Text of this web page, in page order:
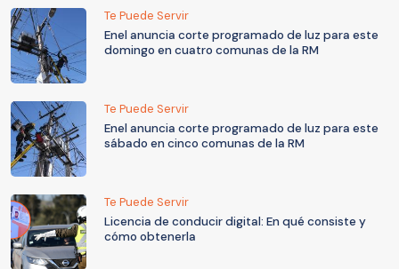
Te Puede Servir
Enel anuncia corte programado de luz para este
domingo en cuatro comunas de la RM
Te Puede Servir
Enel anuncia corte programado de luz para este
sábado en cinco comunas de la RM
Te Puede Servir
Licencia de conducir digital: En qué consiste y
cómo obtenerla